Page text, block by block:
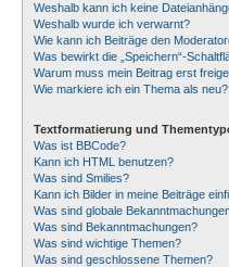
Weshalb kann ich keine
Weshalb wurde ich verwarnt?
Wie kann ich Beiträge den
Was bewirkt die „Speichern“-
Warum muss mein Beitrag erst
Wie markiere ich ein Thema als neu?
Textformatierung und
Was ist BBCode?
Kann ich HTML benutzen?
Was sind Smilies?
Kann ich Bilder in meine Beiträge
Was sind globale
Was sind Bekanntmachungen?
Was sind wichtige Themen?
Was sind geschlossene Themen?